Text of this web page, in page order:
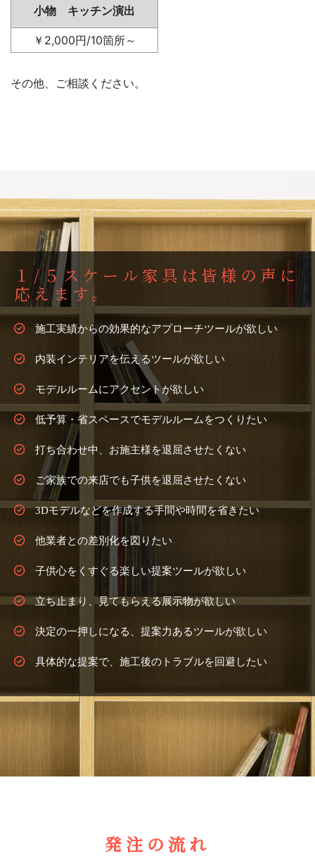
小物 キッチン演出
￥2,000円/10箇所～
その他、ご相談ください。
１/５スケール家具は皆様の声に
応えます。
施工実績からの効果的なアプローチツールが欲しい
内装インテリアを伝えるツールが欲しい
モデルルームにアクセントが欲しい
低予算・省スペースでモデルルームをつくりたい
打ち合わせ中、お施主様を退屈させたくない
ご家族での来店でも子供を退屈させたくない
3Dモデルなどを作成する手間や時間を省きたい
他業者との差別化を図りたい
子供心をくすぐる楽しい提案ツールが欲しい
立ち止まり、見てもらえる展示物が欲しい
決定の一押しになる、提案力あるツールが欲しい
具体的な提案で、施工後のトラブルを回避したい
発注の流れ